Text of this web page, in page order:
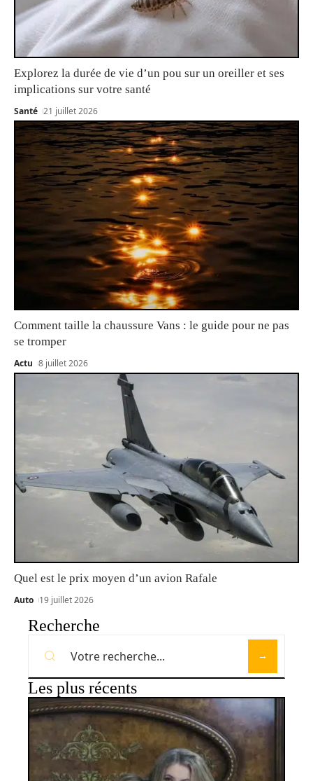
Explorez la durée de vie d’un pou sur un oreiller et ses
implications sur votre santé
Santé 21 juillet 2026
Comment taille la chaussure Vans : le guide pour ne pas
se tromper
Actu 8 juillet 2026
Quel est le prix moyen d’un avion Rafale
Auto 19 juillet 2026
Recherche
Les plus récents